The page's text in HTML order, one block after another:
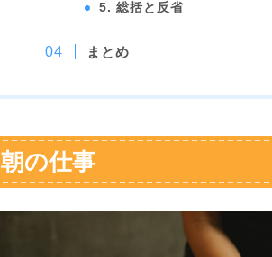
5. 総括と反省
まとめ
朝の仕事